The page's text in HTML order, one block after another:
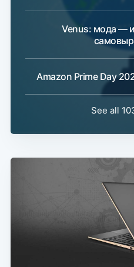
Venus: мода —
Amazon Prime Day
See all